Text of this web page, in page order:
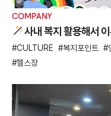
COMPANY
사내 복지 활용해서
CULTURE 복지포인트
헬스장